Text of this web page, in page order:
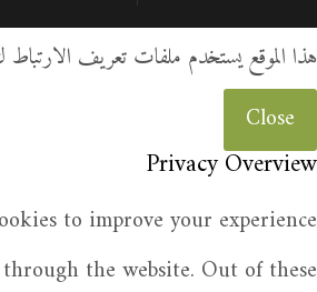
هذا الموقع يستخدم ملفات تعريف
Close
Privacy Overview
to improve your experience
the website. Out of these